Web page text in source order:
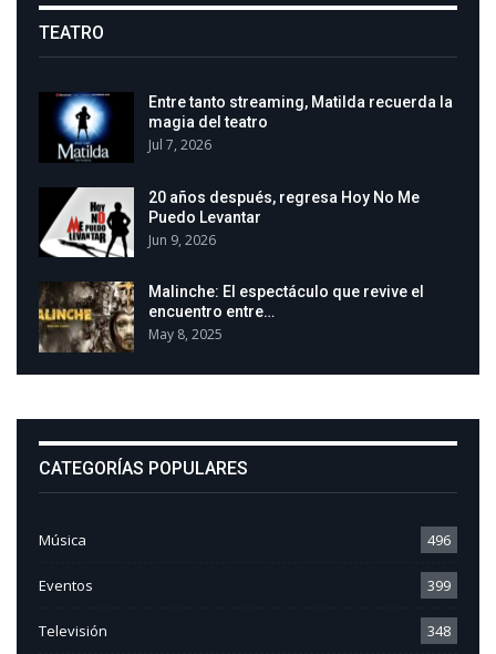
TEATRO
Entre tanto streaming, Matilda recuerda la
magia del teatro
Jul 7, 2026
20 años después, regresa Hoy No Me
Puedo Levantar
Jun 9, 2026
Malinche: El espectáculo que revive el
encuentro entre…
May 8, 2025
CATEGORÍAS POPULARES
Música 496
Eventos 399
Televisión 348